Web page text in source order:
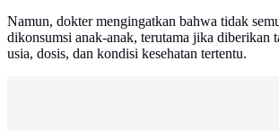
Namun, dokter mengingatkan bahwa tidak
dikonsumsi anak-anak, terutama jika diberikan
usia, dosis, dan kondisi kesehatan tertentu.